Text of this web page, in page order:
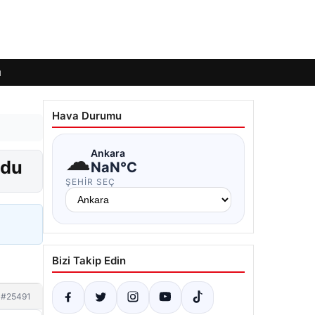
#25491
Hava Durumu
☁Ankara
NaN°C
ŞEHIR SEÇ
Bizi Takip Edin